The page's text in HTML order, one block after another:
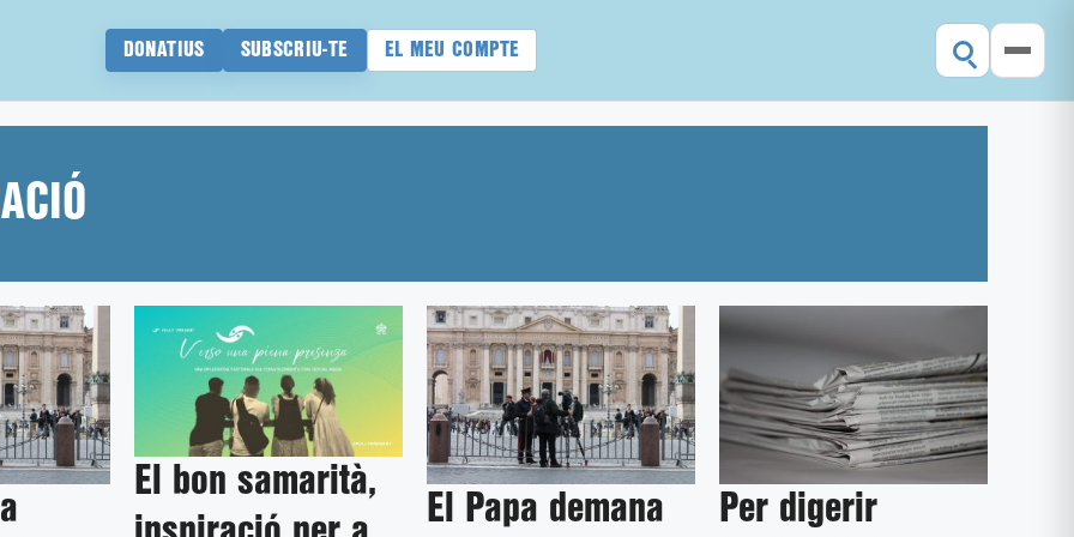
DONATIUS SUBSCRIU-TE EL MEU COMPTE
El bon samarità,
El Papa demana
Per digerir